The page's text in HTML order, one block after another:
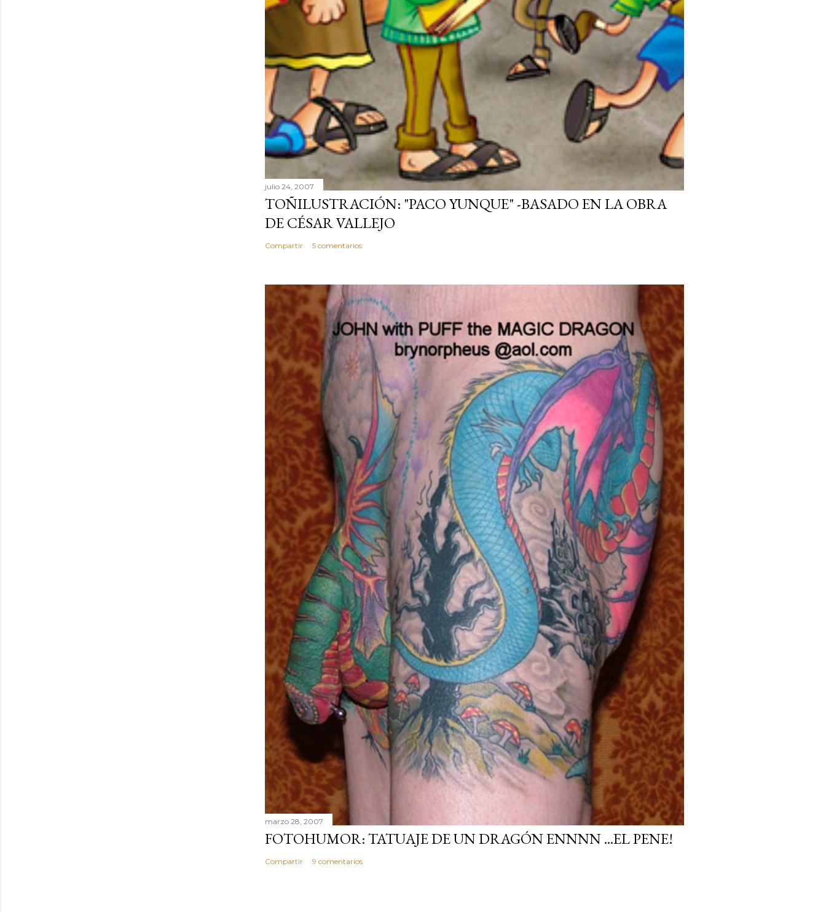
julio 24, 2007
TOÑILUSTRACIÓN: "PACO YUNQUE" -BASADO EN LA OBRA
DE CÉSAR VALLEJO
Compartir 5 comentarios
marzo 28, 2007
FOTOHUMOR: TATUAJE DE UN DRAGÓN ENNNN ...EL PENE!
Compartir 9 comentarios